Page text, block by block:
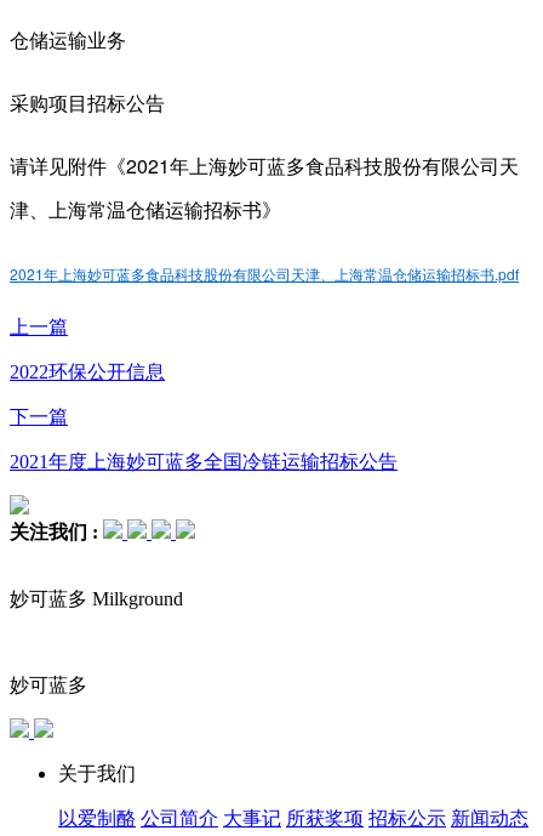
仓储运输业务
采购项目招标公告
请详见附件《2021年上海妙可蓝多食品科技股份有限公司天
津、上海常温仓储运输招标书》
2021年上海妙可蓝多食品科技股份有限公司天津、上海常温仓储运输招标书.pdf
上一篇
2022环保公开信息
下一篇
2021年度上海妙可蓝多全国冷链运输招标公告
关注我们 :
妙可蓝多 Milkground
妙可蓝多
关于我们
以爱制酪 公司简介 大事记 所获奖项 招标公示 新闻动态